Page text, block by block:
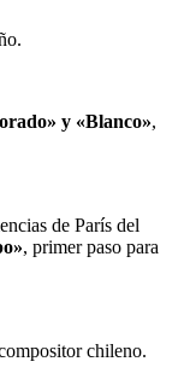
y «Blanco»,
de París del
, primer paso para
chileno.